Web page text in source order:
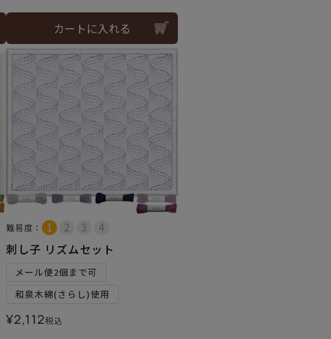
カートに入れる
難易度：
刺し子 リズムセット
メール便2個まで可
和泉木綿(さらし)使用
¥2,112税込